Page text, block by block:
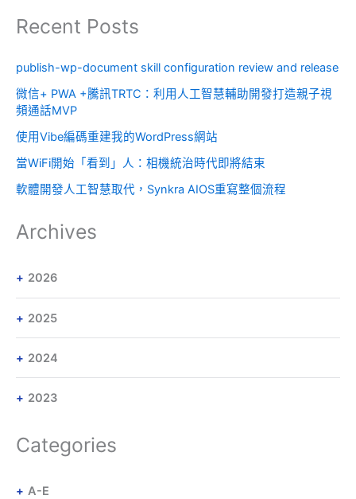
Recent Posts
publish-wp-document skill configuration review and release
微信+ PWA +騰訊TRTC：利用人工智慧輔助開發打造親子視
頻通話MVP
使用Vibe編碼重建我的WordPress網站
當WiFi開始「看到」人：相機統治時代即將結束
軟體開發人工智慧取代，Synkra AIOS重寫整個流程
Archives
2026
2025
2024
2023
Categories
A-E